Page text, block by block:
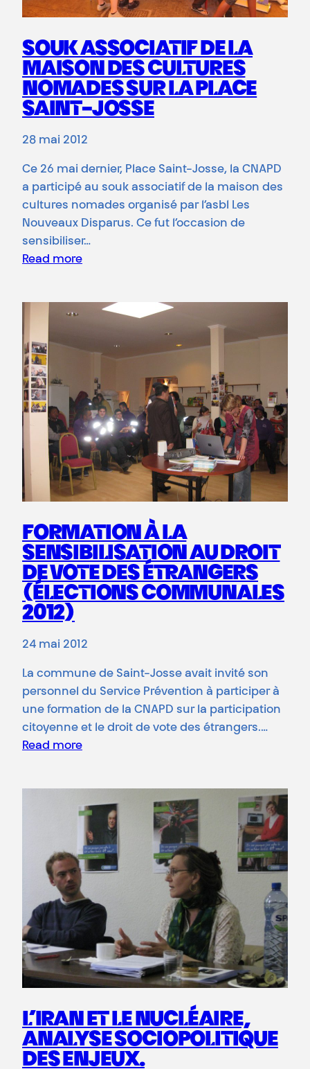
SOUK ASSOCIATIF DE LA
MAISON DES CULTURES
NOMADES SUR LA PLACE
SAINT-JOSSE
28 mai 2012
Ce 26 mai dernier, Place Saint-Josse, la CNAPD
a participé au souk associatif de la maison des
cultures nomades organisé par l’asbl Les
Nouveaux Disparus. Ce fut l’occasion de
sensibiliser…
Read more
FORMATION À LA
SENSIBILISATION AU DROIT
DE VOTE DES ÉTRANGERS
(ÉLECTIONS COMMUNALES
2012)
24 mai 2012
La commune de Saint-Josse avait invité son
personnel du Service Prévention à participer à
une formation de la CNAPD sur la participation
citoyenne et le droit de vote des étrangers.…
Read more
L’IRAN ET LE NUCLÉAIRE,
ANALYSE SOCIOPOLITIQUE
DES ENJEUX.